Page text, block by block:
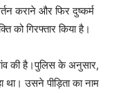
कराने और फिर दुष्कर्म
को गिरफ्तार किया है।
की है।पुलिस के अनुसार,
उसने पीड़िता का नाम